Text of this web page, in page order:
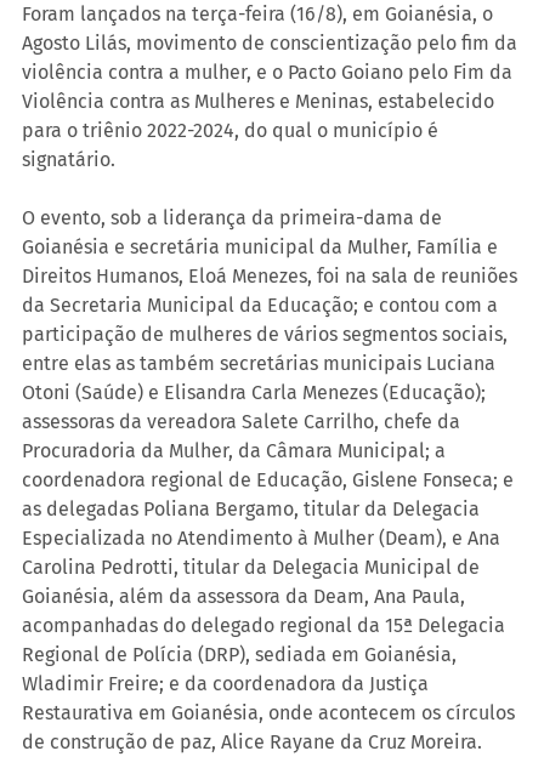
Foram lançados na terça-feira (16/8), em Goianésia, o
Agosto Lilás, movimento de conscientização pelo fim da
violência contra a mulher, e o Pacto Goiano pelo Fim da
Violência contra as Mulheres e Meninas, estabelecido
para o triênio 2022-2024, do qual o município é
signatário.
O evento, sob a liderança da primeira-dama de
Goianésia e secretária municipal da Mulher, Família e
Direitos Humanos, Eloá Menezes, foi na sala de reuniões
da Secretaria Municipal da Educação; e contou com a
participação de mulheres de vários segmentos sociais,
entre elas as também secretárias municipais Luciana
Otoni (Saúde) e Elisandra Carla Menezes (Educação);
assessoras da vereadora Salete Carrilho, chefe da
Procuradoria da Mulher, da Câmara Municipal; a
coordenadora regional de Educação, Gislene Fonseca; e
as delegadas Poliana Bergamo, titular da Delegacia
Especializada no Atendimento à Mulher (Deam), e Ana
Carolina Pedrotti, titular da Delegacia Municipal de
Goianésia, além da assessora da Deam, Ana Paula,
acompanhadas do delegado regional da 15ª Delegacia
Regional de Polícia (DRP), sediada em Goianésia,
Wladimir Freire; e da coordenadora da Justiça
Restaurativa em Goianésia, onde acontecem os círculos
de construção de paz, Alice Rayane da Cruz Moreira.